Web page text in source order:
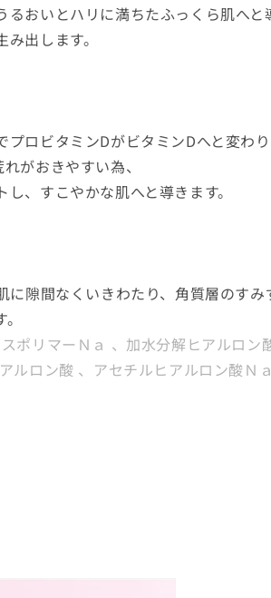
おいとハリに満ちたふっくら肌へと
出します。
ロビタミンDがビタミンDへと変わ
がおきやすい為、
、すこやかな肌へと導きます。
隙間なくいきわたり、角質層のす
ポリマーＮａ 、加水分解ヒアルロン
ルロン酸 、アセチルヒアルロン酸Ｎ